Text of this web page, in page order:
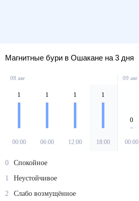
Магнитные бури в Ошакане на 3 дня
08 авг
1
00:00
1
06:00
1
12:00
1
18:00
09 авг
0
00:00
0
Спокойное
1
Неустойчивое
2
Слабо возмущённое